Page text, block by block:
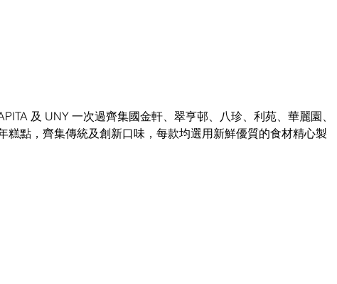
及 UNY 一次過齊集國金軒、翠亨邨、八珍、利苑、華麗園、
糕點，齊集傳統及創新口味，每款均選用新鮮優質的食材精心製